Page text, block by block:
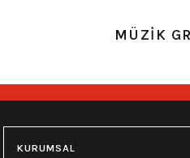
0.0 Puan - 0 Yorum
249,00₺
MÜZİK
KURUMSAL